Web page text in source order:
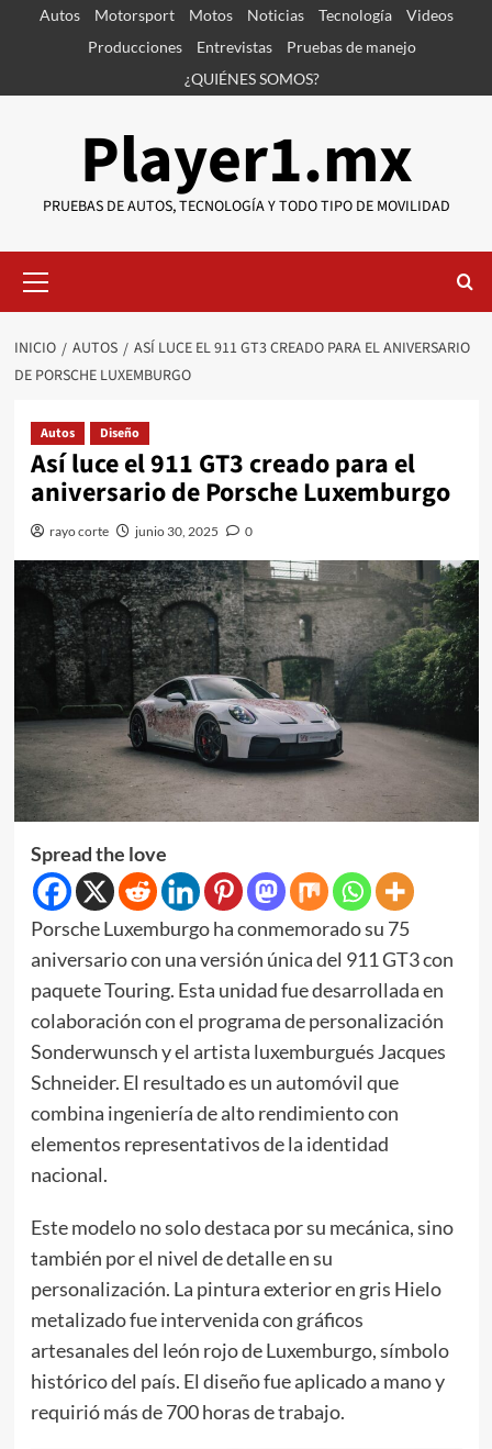
SaltarAutos Motorsport Motos Noticias Tecnología
Videos
Producciones
Entrevistas
Pruebas de manejo
¿QUIÉNES SOMOS?
Player1.mx
PRUEBAS DE AUTOS, TECNOLOGÍA Y TODO TIPO DE MOVILIDAD
primario
INICIO AUTOS
ASÍ LUCE EL 911 GT3 CREADO PARA EL ANIVERSARIO
DE PORSCHE LUXEMBURGO
Autos Diseño
Así luce el 911 GT3 creado para el
aniversario de Porsche Luxemburgo
rayo corte junio 30, 2025 0
Spread the love
Porsche Luxemburgo ha conmemorado su 75
aniversario con una versión única del 911 GT3 con
paquete Touring. Esta unidad fue desarrollada en
colaboración con el programa de personalización
Sonderwunsch y el artista luxemburgués Jacques
Schneider. El resultado es un automóvil que
combina ingeniería de alto rendimiento con
elementos representativos de la identidad
nacional.
Este modelo no solo destaca por su mecánica, sino
también por el nivel de detalle en su
personalización. La pintura exterior en gris Hielo
metalizado fue intervenida con gráficos
artesanales del león rojo de Luxemburgo, símbolo
histórico del país. El diseño fue aplicado a mano y
requirió más de 700 horas de trabajo.